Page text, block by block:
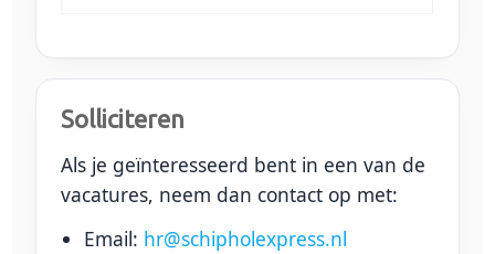
Solliciteren
Als je geïnteresseerd bent in een van de
vacatures, neem dan contact op met:
Email: hr@schipholexpress.nl